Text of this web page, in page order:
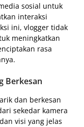
sosial untuk
interaksi
ini, vlogger tidak
meningkatkan
rasa
Berkesan
dan berkesan
sekedar kamera
visi yang jelas